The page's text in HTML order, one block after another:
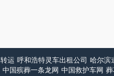
运 呼和浩特灵车出租公司 哈尔滨
中国殡葬一条龙网 中国救护车网